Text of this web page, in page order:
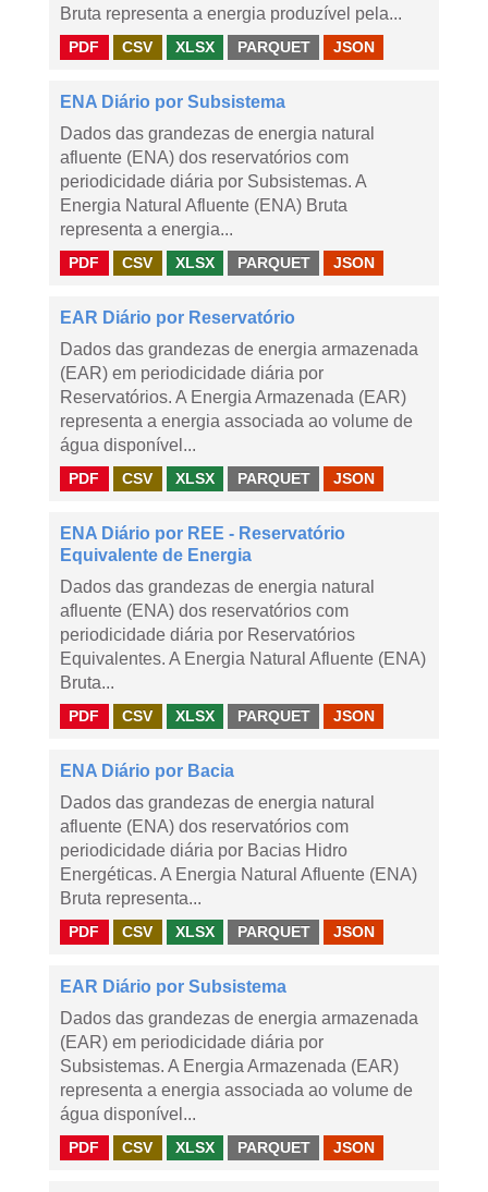
Bruta representa a energia produzível pela...
PDF CSV XLSX PARQUET JSON
ENA Diário por Subsistema
Dados das grandezas de energia natural
afluente (ENA) dos reservatórios com
periodicidade diária por Subsistemas. A
Energia Natural Afluente (ENA) Bruta
representa a energia...
PDF CSV XLSX PARQUET JSON
EAR Diário por Reservatório
Dados das grandezas de energia armazenada
(EAR) em periodicidade diária por
Reservatórios. A Energia Armazenada (EAR)
representa a energia associada ao volume de
água disponível...
PDF CSV XLSX PARQUET JSON
ENA Diário por REE - Reservatório
Equivalente de Energia
Dados das grandezas de energia natural
afluente (ENA) dos reservatórios com
periodicidade diária por Reservatórios
Equivalentes. A Energia Natural Afluente (ENA)
Bruta...
PDF CSV XLSX PARQUET JSON
ENA Diário por Bacia
Dados das grandezas de energia natural
afluente (ENA) dos reservatórios com
periodicidade diária por Bacias Hidro
Energéticas. A Energia Natural Afluente (ENA)
Bruta representa...
PDF CSV XLSX PARQUET JSON
EAR Diário por Subsistema
Dados das grandezas de energia armazenada
(EAR) em periodicidade diária por
Subsistemas. A Energia Armazenada (EAR)
representa a energia associada ao volume de
água disponível...
PDF CSV XLSX PARQUET JSON